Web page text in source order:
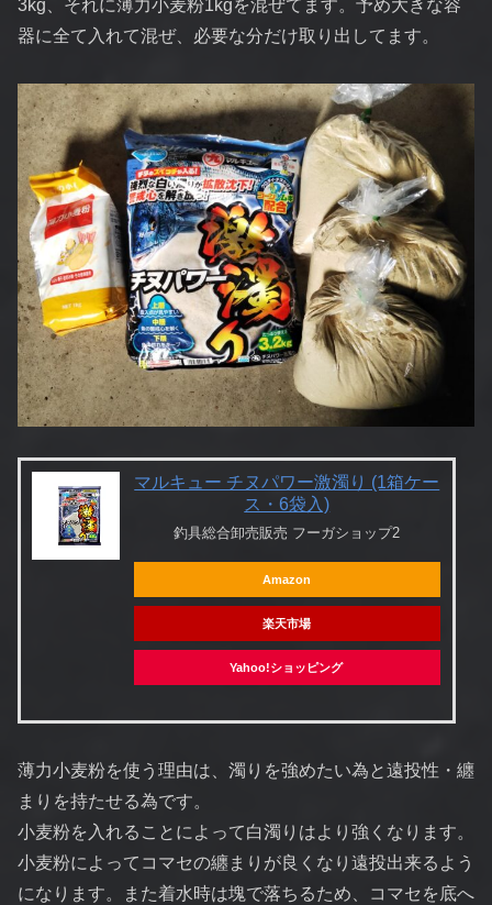
3kg、それに薄力小麦粉1kgを混ぜてます。予め大きな容
器に全て入れて混ぜ、必要な分だけ取り出してます。
マルキュー チヌパワー激濁り (1箱ケー
ス・6袋入)
釣具総合卸売販売 フーガショップ2
Amazon
楽天市場
Yahoo!ショッピング
薄力小麦粉を使う理由は、濁りを強めたい為と遠投性・纏
まりを持たせる為です。
小麦粉を入れることによって白濁りはより強くなります。
小麦粉によってコマセの纏まりが良くなり遠投出来るよう
になります。また着水時は塊で落ちるため、コマセを底へ